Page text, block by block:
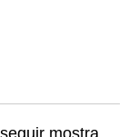
mostra